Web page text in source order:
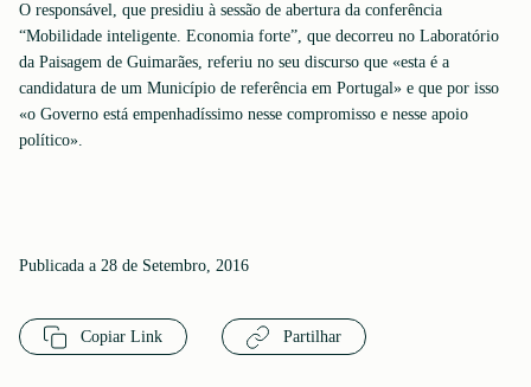
O responsável, que presidiu à sessão de abertura da conferência
“Mobilidade inteligente. Economia forte”, que decorreu no Laboratório
da Paisagem de Guimarães, referiu no seu discurso que «esta é a
candidatura de um Município de referência em Portugal» e que por isso
«o Governo está empenhadíssimo nesse compromisso e nesse apoio
político».
Publicada a 28 de Setembro, 2016
Copiar Link Partilhar